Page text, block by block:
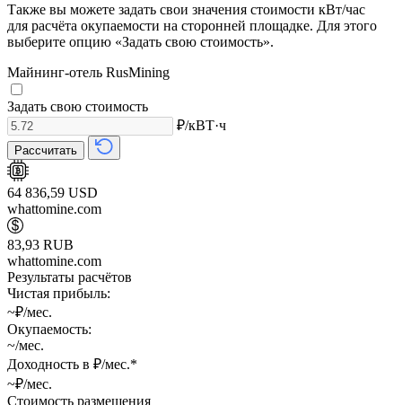
Также вы можете задать свои значения стоимости кВт/час
для расчёта окупаемости на сторонней площадке. Для этого
выберите опцию «Задать свою стоимость».
Майнинг-отель RusMining
Задать свою стоимость
₽/кВТ·ч
Рассчитать
64 836,59 USD
whattomine.com
83,93 RUB
whattomine.com
Результаты расчётов
Чистая прибыль:
~₽/мес.
Окупаемость:
~/мес.
Доходность в ₽/мес.*
~₽/мес.
Стоимость размещения